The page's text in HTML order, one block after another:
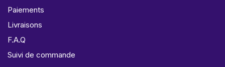
Paiements
Livraisons
F.A.Q
Suivi de commande